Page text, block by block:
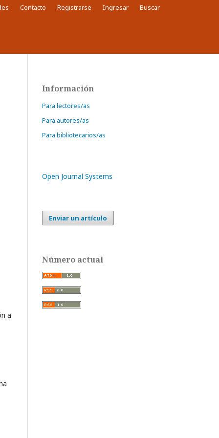
Contacto Registrarse Ingresar Buscar
a
Información
Para lectores/as
Para autores/as
Para bibliotecarios/as
Open Journal Systems
Enviar un artículo
Número actual